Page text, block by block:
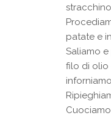
patate e
Saliamo
filo di olio